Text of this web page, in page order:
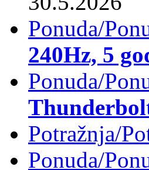
Ponuda/
240Hz, 5
Ponuda/
Potražnja/
Ponuda/